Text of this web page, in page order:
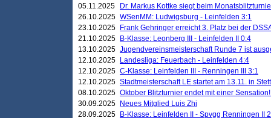
05.11.2025
Dr. Markus Kottke siegt beim
26.10.2025 WSenMM: Ludwigsburg - Leinfelden 3:1
23.10.2025
Frank Gehringer erreicht 3. Platz bei der
21.10.2025
B-Klasse: Leonberg III - Leinfelden II 0:4
13.10.2025 Jugendvereinsmeisterschaft Runde 7 ist
12.10.2025
Landesliga: Feuerbach - Leinfelden 4:4
12.10.2025 C-Klasse: Leinfelden III - Renningen III 3:1
12.10.2025 Stadtmeisterschaft LE startet am 13.11. in
08.10.2025 Oktober Blitzturnier endet mit einer
30.09.2025
Neues Mitglied Luis Zhi
28.09.2025
B-Klasse: Leinfelden II - Spvgg Renningen II